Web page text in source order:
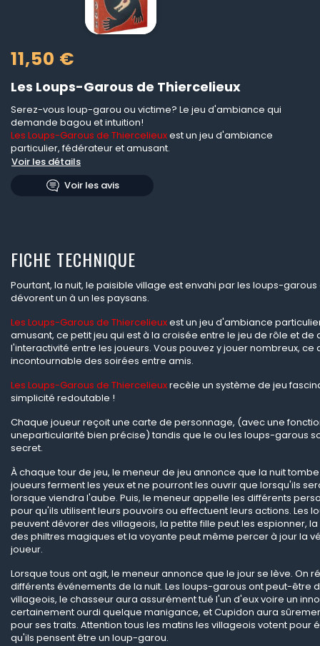
11,50 €
Les Loups-Garous de Thiercelieux
Serez-vous loup-garou ou victime? Le jeu d'ambiance qui
demande bagou et intuition!
Les Loups-Garous de Thiercelieuxest un jeu d'ambiance
particulier, fédérateur et amusant.
Voir les détails
Voir les avis
FICHE TECHNIQUE
Pourtant, la nuit, le paisible village est envahi par les loups-
dévorent un à un les paysans.
Les Loups-Garous de Thiercelieuxest un jeu d'ambiance
amusant, ce petit jeu qui est à la croisée entre le jeu de rôle et de
l'interactivité entre les joueurs. Vous pouvez y jouer nombreux, ce
incontournable des soirées entre amis.
Les Loups-Garous de Thiercelieuxrecèle un système de jeu
simplicité redoutable !
Chaque joueur reçoit une carte de personnage, (avec une
uneparticularité bien précise) tandis que le ou les loups-garous
secret.
À chaque tour de jeu, le meneur de jeu annonce que la nuit
joueurs ferment les yeux et ne pourront les ouvrir que lorsqu'ils
lorsque viendra l'aube. Puis, le meneur appelle les différents
pour qu'ils utilisent leurs pouvoirs ou effectuent leurs actions. Les
peuvent dévorer des villageois, la petite fille peut les espionner,
des philtres magiques et la voyante peut même percer à jour la
joueur.
Lorsque tous ont agit, le meneur annonce que le jour se lève. On
différents événements de la nuit. Les loups-garous ont peut-être
villageois, le chasseur aura assurément tué l'un d'eux voire un
certainement ourdi quelque manigance, et Cupidon aura
pour ses traits. Attention tous les matins les villageois votent pour
qu'ils pensent être un loup-garou.